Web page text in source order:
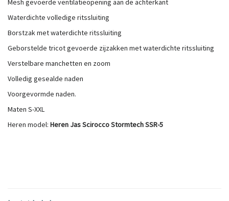
Mesh gevoerde ventilatieopening aan de achterkant
Waterdichte volledige ritssluiting
Borstzak met waterdichte ritssluiting
Geborstelde tricot gevoerde zijzakken met waterdichte ritssluiting
Verstelbare manchetten en zoom
Volledig gesealde naden
Voorgevormde naden.
Maten S-XXL
Heren model: Heren Jas Scirocco Stormtech SSR-5